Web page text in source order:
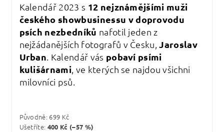
Kalendář 2023 s 12 nejznámějšími muži
českého showbusinessu v doprovodu
psích nezbedníků nafotil jeden z
nejžádanějších fotografů v Česku,Jaroslav
Urban. Kalendář vás pobaví psími
kulišárnami, ve kterých se najdou všichni
milovníci psů.
Původně: 699 Kč
Ušetříte: 400 Kč (–57 %)